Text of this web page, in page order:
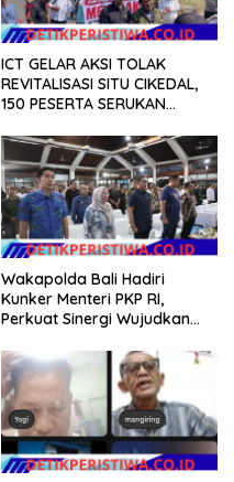
ICT GELAR AKSI TOLAK
REVITALISASI SITU CIKEDAL,
150 PESERTA SERUKAN
Wakapolda Bali Hadiri
Kunker Menteri PKP RI,
Perkuat Sinergi Wujudkan
Masyarakat